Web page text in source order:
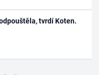
tvrdí Koten.